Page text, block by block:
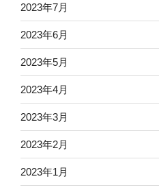
2023年7月
2023年6月
2023年5月
2023年4月
2023年3月
2023年2月
2023年1月